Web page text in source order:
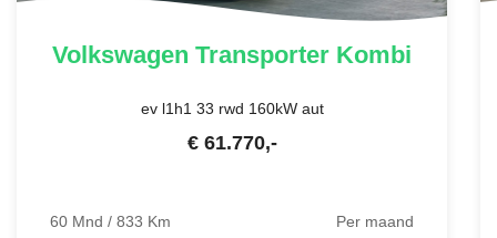
Volkswagen Transporter Kombi
ev l1h1 33 rwd 160kW aut
€ 61.770,-
60 Mnd / 833 Km Per maand